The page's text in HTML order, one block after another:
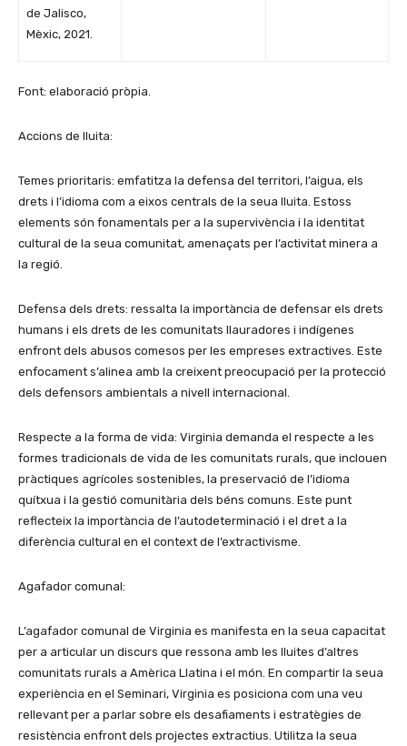
de Jalisco,
Mèxic, 2021.
Font: elaboració pròpia.
Accions de lluita:
Temes prioritaris: emfatitza la defensa del territori, l’aigua, els
drets i l’idioma com a eixos centrals de la seua lluita. Estoss
elements són fonamentals per a la supervivència i la identitat
cultural de la seua comunitat, amenaçats per l’activitat minera a
la regió.
Defensa dels drets: ressalta la importància de defensar els drets
humans i els drets de les comunitats llauradores i indígenes
enfront dels abusos comesos per les empreses extractives. Este
enfocament s’alinea amb la creixent preocupació per la protecció
dels defensors ambientals a nivell internacional.
Respecte a la forma de vida: Virginia demanda el respecte a les
formes tradicionals de vida de les comunitats rurals, que inclouen
pràctiques agrícoles sostenibles, la preservació de l’idioma
quítxua i la gestió comunitària dels béns comuns. Este punt
reflecteix la importància de l’autodeterminació i el dret a la
diferència cultural en el context de l’extractivisme.
Agafador comunal:
L’agafador comunal de Virginia es manifesta en la seua capacitat
per a articular un discurs que ressona amb les lluites d’altres
comunitats rurals a Amèrica Llatina i el món. En compartir la seua
experiència en el Seminari, Virginia es posiciona com una veu
rellevant per a parlar sobre els desafiaments i estratègies de
resistència enfront dels projectes extractius. Utilitza la seua